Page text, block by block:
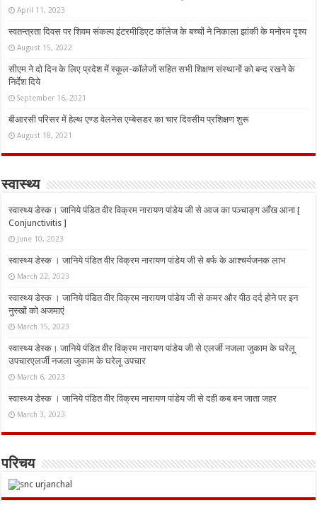
April 11, 2023
स्वतन्त्रता दिवस पर शिवम संकल्प इंटरमीडिएट कॉलेज के बच्चों ने निकाला झांकी के मनोरम दृश्य
August 15, 2022
सीएम ने दो दिन के लिए प्रदेश में स्कूल-कॉलेजों सहित सभी शिक्षण संस्थानों को बन्द रखने के
निर्देश दिये
September 16, 2021
बीआरसी परिसर में हेल्थ एण्ड वेलनेस एम्बेसडर का चार दिवसीय प्रशिक्षण शुरू
August 18, 2021
स्वास्थ्य
स्वास्थ्य डेस्क। जानिये पंडित वीर विक्रम नारायण पांडेय जी से आज का पञ्चाङ्ग आँख आना [
Conjunctivitis ]
June 10, 2023
स्वास्थ्य डेस्क । जानिये पंडित वीर विक्रम नारायण पांडेय जी से बर्फ के आश्चर्यजनक लाभ
March 22, 2023
स्वास्थ्य डेस्क । जानिये पंडित वीर विक्रम नारायण पांडेय जी से कमर और पीठ दर्द होने पर इन
नुस्‍खों को अजमाएं
March 15, 2023
स्वास्थ्य डेस्क। जानिये पंडित वीर विक्रम नारायण पांडेय जी से एलर्जी नजला जुकाम के घरेलू
उपचारएलर्जी नजला जुकाम के घरेलू उपचार
March 6, 2023
स्वास्थ्य डेस्क । जानिये पंडित वीर विक्रम नारायण पांडेय जी से दही कब बन जाता जहर
March 3, 2023
परिचय